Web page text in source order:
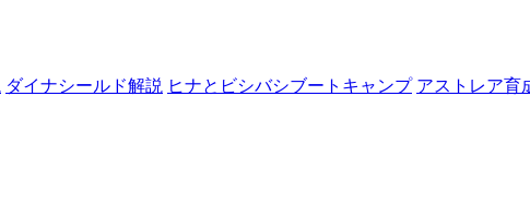
ダイナシールド解説 ヒナとビシバシブートキャンプ アストレア育